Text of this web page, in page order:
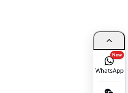
WhatsApp
New